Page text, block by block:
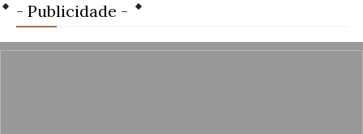
- Publicidade -